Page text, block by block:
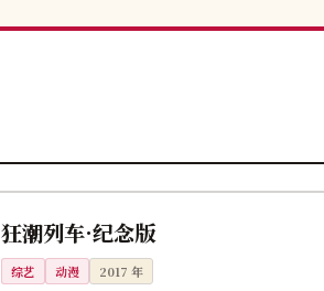
中国
独播
狂潮列车·纪念版
综艺 动漫 2017 年